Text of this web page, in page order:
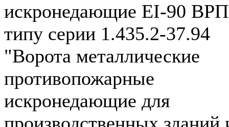
искронедающие EI-90
типу серии 1.435.2-37.94
"Ворота металлические
противопожарные
искронедающие для